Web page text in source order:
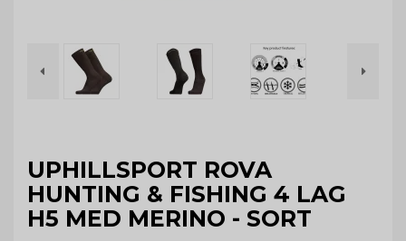
UPHILLSPORT ROVA
HUNTING & FISHING 4 LAG
H5 MED MERINO - SORT